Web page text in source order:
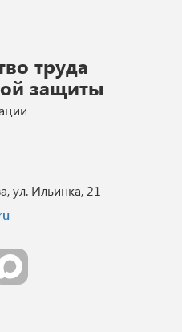
труда
защиты
ул. Ильинка, 21